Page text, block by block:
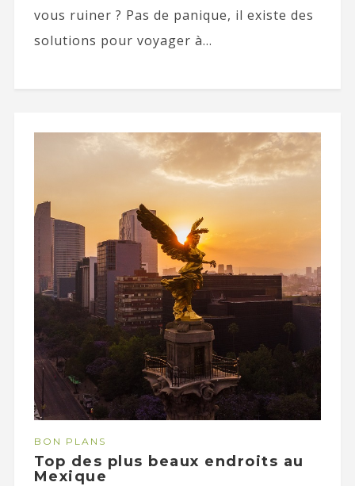
vous ruiner ? Pas de panique, il existe des
solutions pour voyager à...
BON PLANS
Top des plus beaux endroits au
Mexique